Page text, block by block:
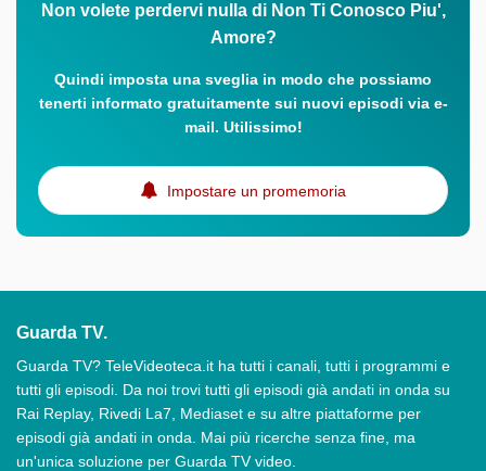
Non volete perdervi nulla di Non Ti Conosco Piu',
Amore?
Quindi imposta una sveglia in modo che possiamo
tenerti informato gratuitamente sui nuovi episodi via e-
mail. Utilissimo!
Impostare un promemoria
Guarda TV.
Guarda TV? TeleVideoteca.it ha tutti i canali, tutti i programmi e
tutti gli episodi. Da noi trovi tutti gli episodi già andati in onda su
Rai Replay, Rivedi La7, Mediaset e su altre piattaforme per
episodi già andati in onda. Mai più ricerche senza fine, ma
un'unica soluzione per Guarda TV video.